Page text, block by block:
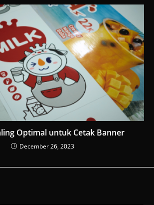
Optimal untuk Cetak Banner
December 26, 2023